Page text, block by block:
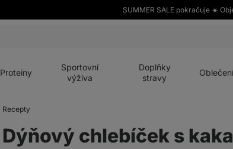
SUMMER SALE pokračuje ☀️
Proteiny
Sportovní
výživa
Doplňky
stravy
Oblečení
Recepty
Dýňový chlebíček s